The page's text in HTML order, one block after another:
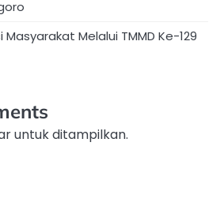
Melalui TMMD Ke-129
untuk ditampilkan.